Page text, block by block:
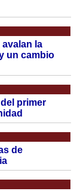
la
un cambio
primer
de